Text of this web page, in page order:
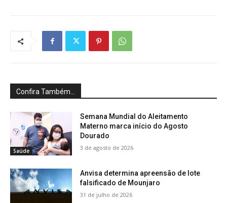
Confira Também...
Saúde
Semana Mundial do Aleitamento
Materno marca início do Agosto
Dourado
3 de agosto de 2026
Anvisa determina apreensão de lote
falsificado de Mounjaro
31 de julho de 2026